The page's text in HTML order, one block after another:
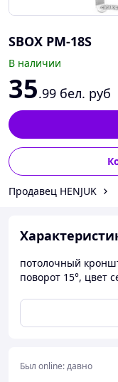
SBOX PM-18S
В наличии
35.99 бел. руб
Продавец HENJUK
потолочный
поворот 15°, цвет
Был online:давно